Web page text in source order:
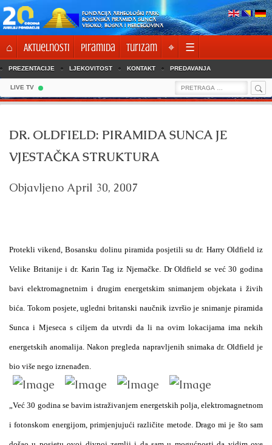
Skip
to
content
FONDACIJA ARHEOLOŠKI PARK:
BOSANSKA PIRAMIDA SUNCA
VISOKO, BOSNA I HERCEGOVINA
⌂ Aktuelnosti Piramida Turizam ⌖ ☰
PREZENTACIJE LJEKOVITOST KONTAKT PREDAVANJA
LIVE TV
Search
for:
DR. OLDFIELD: PIRAMIDA SUNCA JE
VJESTAČKA STRUKTURA
Objavljeno April 30, 2007
Protekli vikend, Bosansku dolinu piramida posjetili su dr. Harry Oldfield iz
Velike Britanije i dr. Karin Tag iz Njemačke. Dr Oldfield se već 30 godina
bavi elektromagnetnim i drugim energetskim snimanjem objekata i živih
bića. Tokom posjete, ugledni britanski naučnik izvršio je snimanje piramida
Sunca i Mjeseca s ciljem da utvrdi da li na ovim lokacijama ima nekih
energetskih anomalija.Nakon pregleda napravljenih snimaka dr. Oldfield je
bio više nego iznenađen.
„Već 30 godina se bavim istraživanjem energetskih polja, elektromagnetnom
i fotonskom energijom, primjenjujući različite metode. Drago mi je što sam